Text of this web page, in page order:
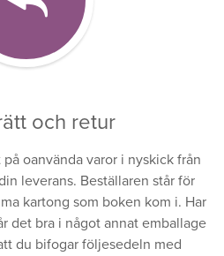
och retur
oanvända varor i nyskick från
leverans. Beställaren står för
kartong som boken kom i. Har
det bra i något annat emballage
du bifogar följesedeln med